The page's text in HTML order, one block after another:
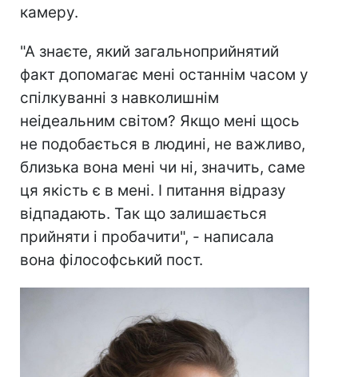
камеру.
"А знаєте, який загальноприйнятий
факт допомагає мені останнім часом у
спілкуванні з навколишнім
неідеальним світом? Якщо мені щось
не подобається в людині, не важливо,
близька вона мені чи ні, значить, саме
ця якість є в мені. І питання відразу
відпадають. Так що залишається
прийняти і пробачити", - написала
вона філософський пост.